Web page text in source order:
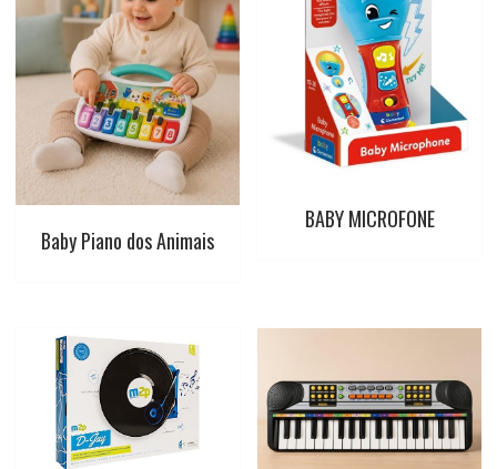
k
p
p
e
s
t
r
Baby Piano dos Animais
BABY MICROFONE